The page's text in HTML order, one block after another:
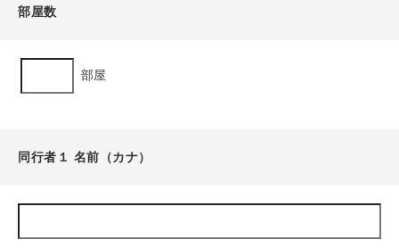
部屋数
部屋
同行者１ 名前（カナ）